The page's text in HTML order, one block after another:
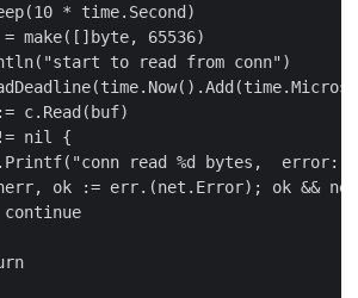
* time.Second)
make([]byte, 65536)
to read from conn")
c.Read(buf)
nil {
read %d bytes,  error:
ok := err.(net.Error); ok &&
continue